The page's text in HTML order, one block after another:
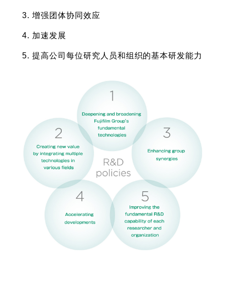
增强团体协同效应
加速发展
提高公司每位研究人员和组织的基本研发能力